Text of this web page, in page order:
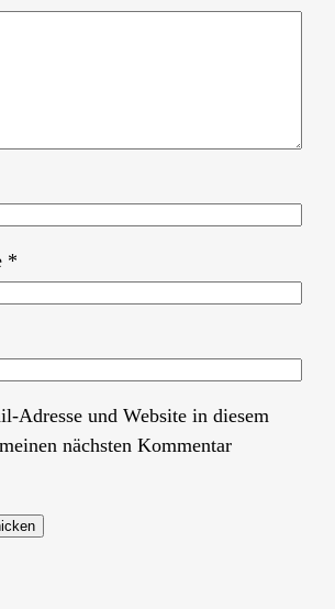
*
Adresse und Website in diesem
nächsten Kommentar